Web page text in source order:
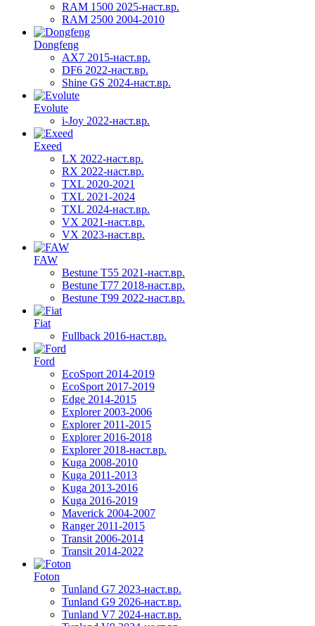
RAM 1500 2025-наст.вр.
RAM 2500 2004-2010
Dongfeng
AX7 2015-наст.вр.
DF6 2022-наст.вр.
Shine GS 2024-наст.вр.
Evolute
i-Joy 2022-наст.вр.
Exeed
LX 2022-наст.вр.
RX 2022-наст.вр.
TXL 2020-2021
TXL 2021-2024
TXL 2024-наст.вр.
VX 2021-наст.вр.
VX 2023-наст.вр.
FAW
Bestune T55 2021-наст.вр.
Bestune T77 2018-наст.вр.
Bestune T99 2022-наст.вр.
Fiat
Fullback 2016-наст.вр.
Ford
EcoSport 2014-2019
EcoSport 2017-2019
Edge 2014-2015
Explorer 2003-2006
Explorer 2011-2015
Explorer 2016-2018
Explorer 2018-наст.вр.
Kuga 2008-2010
Kuga 2011-2013
Kuga 2013-2016
Kuga 2016-2019
Maverick 2004-2007
Ranger 2011-2015
Transit 2006-2014
Transit 2014-2022
Foton
Tunland G7 2023-наст.вр.
Tunland G9 2026-наст.вр.
Tunland V7 2024-наст.вр.